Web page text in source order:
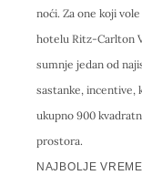
noći. Za one koji
hotelu Ritz-Carlton
sumnje jedan od
sastanke, incentive,
ukupno 900
prostora.
NAJBOLJE